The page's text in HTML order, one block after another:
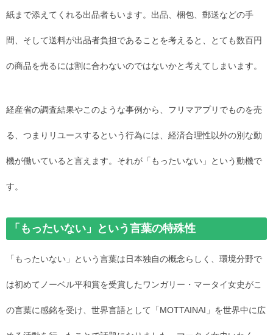
紙まで添えてくれる出品者もいます。出品、梱包、郵送などの手
間、そして送料が出品者負担であることを考えると、とても数百円
の商品を売るには割に合わないのではないかと考えてしまいます。
経産省の調査結果やこのような事例から、フリマアプリでものを売
る、つまりリユースするという行為には、経済合理性以外の別な動
機が働いていると言えます。それが「もったいない」という動機で
す。
「もったいない」という言葉の特殊性
「もったいない」という言葉は日本独自の概念らしく、環境分野で
は初めてノーベル平和賞を受賞したワンガリー・マータイ女史がこ
の言葉に感銘を受け、世界言語として「MOTTAINAI」を世界中に広